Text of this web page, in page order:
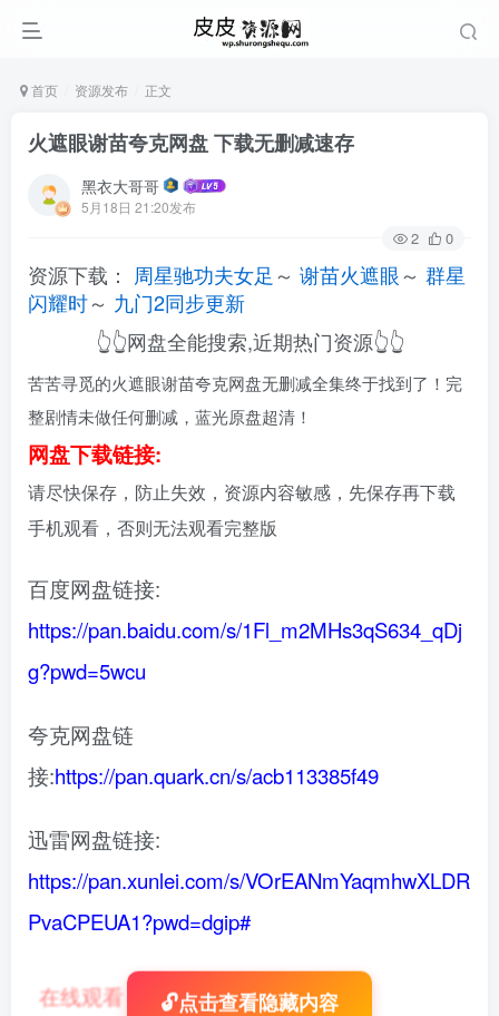
首页 资源发布 正文
火遮眼谢苗夸克网盘 下载无删减速存
黑衣大哥哥
5月18日 21:20发布
2 0
资源下载： 周星驰功夫女足 ～ 谢苗火遮眼～ 群星
闪耀时～ 九门2同步更新
👆👆网盘全能搜索,近期热门资源👆👆
苦苦寻觅的火遮眼谢苗夸克网盘无删减全集终于找到了！完
整剧情未做任何删减，蓝光原盘超清！
网盘下载链接:
请尽快保存，防止失效，资源内容敏感，先保存再下载
手机观看，否则无法观看完整版
百度网盘链接:
https://pan.baidu.com/s/1Fl_m2MHs3qS634_qDj
g?pwd=5wcu
夸克网盘链
接:https://pan.quark.cn/s/acb113385f49
迅雷网盘链接:
https://pan.xunlei.com/s/VOrEANmYaqmhwXLDR
PvaCPEUA1?pwd=dgip#
在线观看